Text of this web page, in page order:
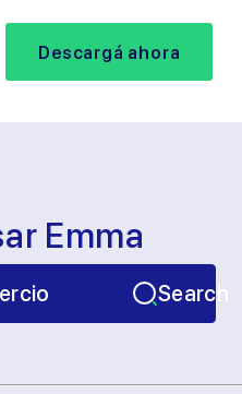
Descargá ahora
Emma
Search